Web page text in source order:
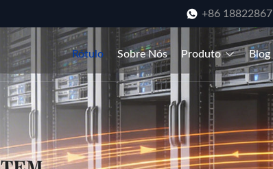
+86
Rótulo Sobre Nós Produto Blog